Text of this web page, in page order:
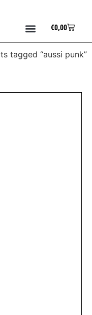
€0,00
tagged “aussi punk”